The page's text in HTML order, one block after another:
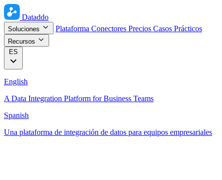
Dataddo
Soluciones Plataforma Conectores Precios Casos Prácticos
Recursos
ES
English
A Data Integration Platform for Business Teams
Spanish
Una plataforma de integración de datos para equipos empresariales